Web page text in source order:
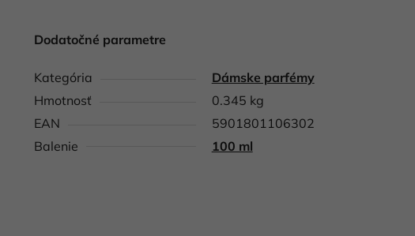
Dodatočné parametre
Kategória
Dámske parfémy
Hmotnosť
0.345 kg
EAN
5901801106302
Balenie
100 ml